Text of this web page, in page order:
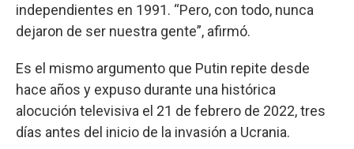
independientes en 1991. “Pero, con todo, nunca
dejaron de ser nuestra gente”, afirmó.
Es el mismo argumento que Putin repite desde
hace años y expuso durante una histórica
alocución televisiva el 21 de febrero de 2022, tres
días antes del inicio de la invasión a Ucrania.